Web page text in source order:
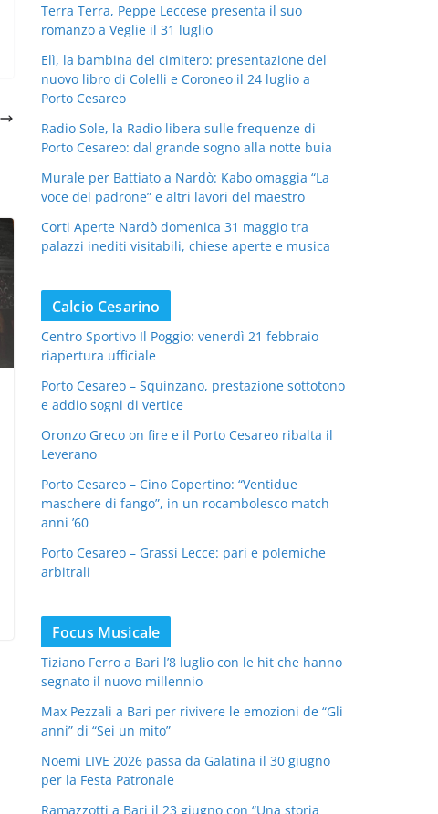
Terra Terra, Peppe Leccese presenta il suo
romanzo a Veglie il 31 luglio
Elì, la bambina del cimitero: presentazione del
nuovo libro di Colelli e Coroneo il 24 luglio a
Porto Cesareo
Radio Sole, la Radio libera sulle frequenze di
Porto Cesareo: dal grande sogno alla notte buia
Murale per Battiato a Nardò: Kabo omaggia “La
voce del padrone” e altri lavori del maestro
Corti Aperte Nardò domenica 31 maggio tra
palazzi inediti visitabili, chiese aperte e musica
Calcio Cesarino
Centro Sportivo Il Poggio: venerdì 21 febbraio
riapertura ufficiale
Porto Cesareo – Squinzano, prestazione sottotono
e addio sogni di vertice
Oronzo Greco on fire e il Porto Cesareo ribalta il
Leverano
Porto Cesareo – Cino Copertino: “Ventidue
maschere di fango”, in un rocambolesco match
anni ’60
Porto Cesareo – Grassi Lecce: pari e polemiche
arbitrali
Focus Musicale
Tiziano Ferro a Bari l’8 luglio con le hit che hanno
segnato il nuovo millennio
Max Pezzali a Bari per rivivere le emozioni de “Gli
anni” di “Sei un mito”
Noemi LIVE 2026 passa da Galatina il 30 giugno
per la Festa Patronale
Ramazzotti a Bari il 23 giugno con “Una storia